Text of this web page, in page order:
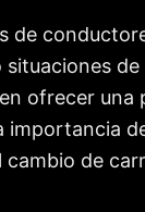
de
de
ofrecer una
importancia
cambio de